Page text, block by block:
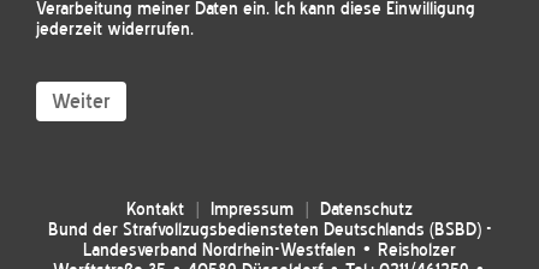
Verarbeitung meiner Daten ein. Ich kann diese Einwilligung
jederzeit widerrufen.
Weiter
Kontakt Impressum
Datenschutz
Bund der Strafvollzugsbediensteten Deutschlands (BSBD) -
Landesverband Nordrhein-Westfalen • Reisholzer